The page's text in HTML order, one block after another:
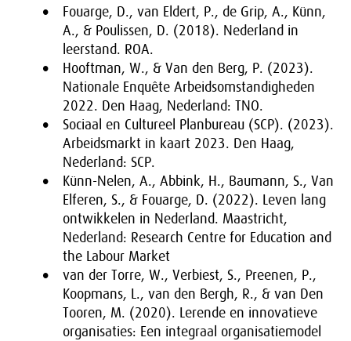
Fouarge, D., van Eldert, P., de Grip, A., Künn,
A., & Poulissen, D. (2018). Nederland in
leerstand. ROA.
Hooftman, W., & Van den Berg, P. (2023).
Nationale Enquête Arbeidsomstandigheden
2022. Den Haag, Nederland: TNO.
Sociaal en Cultureel Planbureau (SCP). (2023).
Arbeidsmarkt in kaart 2023. Den Haag,
Nederland: SCP.
Künn-Nelen, A., Abbink, H., Baumann, S., Van
Elferen, S., & Fouarge, D. (2022). Leven lang
ontwikkelen in Nederland. Maastricht,
Nederland: Research Centre for Education and
the Labour Market
van der Torre, W., Verbiest, S., Preenen, P.,
Koopmans, L., van den Bergh, R., & van Den
Tooren, M. (2020). Lerende en innovatieve
organisaties: Een integraal organisatiemodel